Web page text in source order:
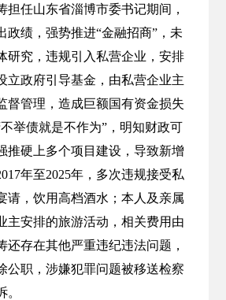
担任山东省淄博市委书记期间，
政绩，强势推进“金融招商”，未
研究，违规引入私营企业，安排
立政府引导基金，由私营企业主
督管理，造成巨额国有资金损失
举债就是不作为”，明知财政可
推硬上多个项目建设，导致新增
年至2025年，多次违规接受私
请，饮用高档酒水；本人及亲属
主安排的旅游活动，相关费用由
还存在其他严重违纪违法问题，
公职，涉嫌犯罪问题被移送检察